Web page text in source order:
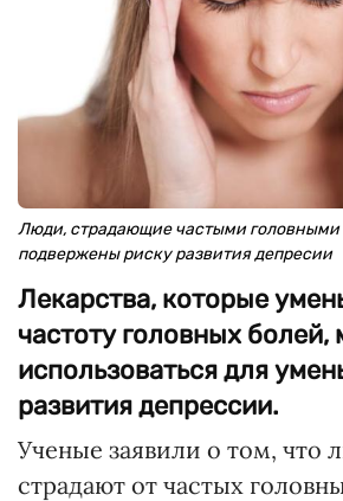
Люди, страдающие частыми головными
подвержены риску развития депресии
Лекарства, которые
частоту головных болей,
использоваться для
развития депрессии.
Ученые заявили о том, что
страдают от частых